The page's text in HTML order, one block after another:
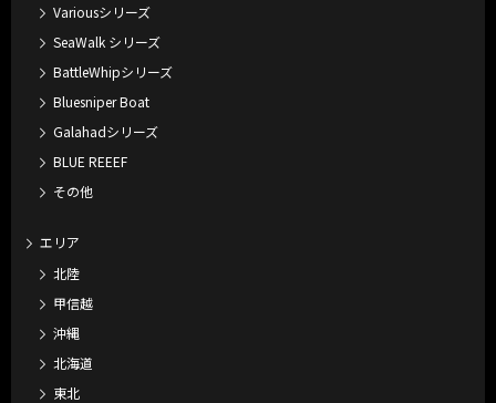
Variousシリーズ
SeaWalk シリーズ
BattleWhipシリーズ
Bluesniper Boat
Galahadシリーズ
BLUE REEEF
その他
エリア
北陸
甲信越
沖縄
北海道
東北